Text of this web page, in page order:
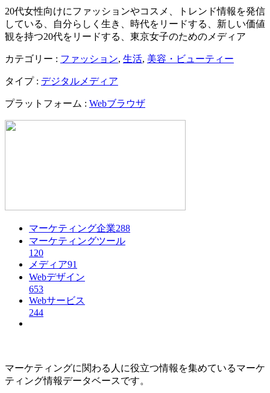
20代女性向けにファッションやコスメ、トレンド情報を発信
している、⾃分らしく⽣き、時代をリードする、新しい価値
観を持つ20代をリードする、東京女子のためのメディア
カテゴリー : ファッション, 生活, 美容・ビューティー
タイプ : デジタルメディア
プラットフォーム : Webブラウザ
マーケティング企業288
マーケティングツール
120
メディア91
Webデザイン
653
Webサービス
244
マーケティングに関わる人に役立つ情報を集めているマーケ
ティング情報データベースです。